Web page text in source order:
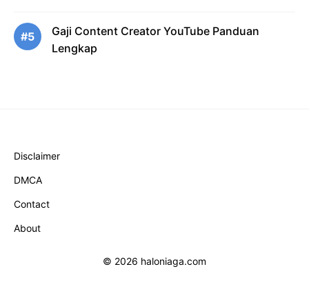
#5
Gaji Content Creator YouTube Panduan
Lengkap
Disclaimer
DMCA
Contact
About
© 2026 haloniaga.com